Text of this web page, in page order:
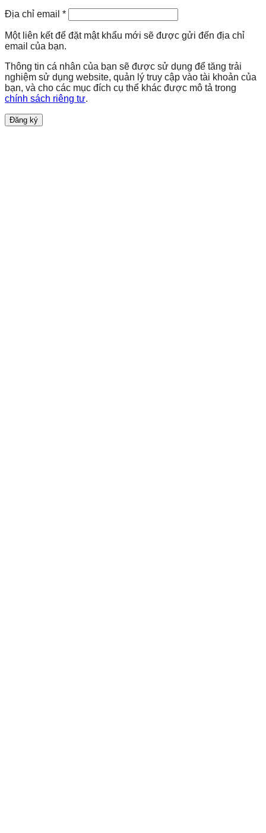
Địa chỉ email *
Một liên kết để đặt mật khẩu mới sẽ được gửi đến địa chỉ
email của bạn.
Thông tin cá nhân của bạn sẽ được sử dụng để tăng trải
nghiệm sử dụng website, quản lý truy cập vào tài khoản của
bạn, và cho các mục đích cụ thể khác được mô tả trong
chính sách riêng tư.
Đăng ký